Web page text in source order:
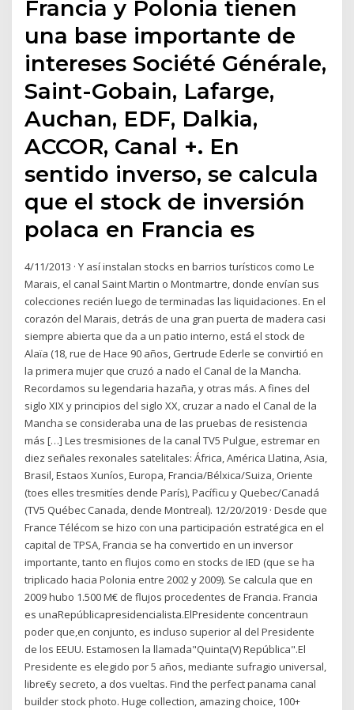
Francia y Polonia tienen
una base importante de
intereses Société Générale,
Saint-Gobain, Lafarge,
Auchan, EDF, Dalkia,
ACCOR, Canal +. En
sentido inverso, se calcula
que el stock de inversión
polaca en Francia es
4/11/2013 · Y así instalan stocks en barrios turísticos como Le
Marais, el canal Saint Martin o Montmartre, donde envían sus
colecciones recién luego de terminadas las liquidaciones. En el
corazón del Marais, detrás de una gran puerta de madera casi
siempre abierta que da a un patio interno, está el stock de
Alaïa (18, rue de Hace 90 años, Gertrude Ederle se convirtió en
la primera mujer que cruzó a nado el Canal de la Mancha.
Recordamos su legendaria hazaña, y otras más. A fines del
siglo XIX y principios del siglo XX, cruzar a nado el Canal de la
Mancha se consideraba una de las pruebas de resistencia
más […] Les tresmisiones de la canal TV5 Pulgue, estremar en
diez señales rexonales satelitales: África, América Llatina, Asia,
Brasil, Estaos Xuníos, Europa, Francia/Bélxica/Suiza, Oriente
(toes elles tresmitíes dende París), Pacíficu y Quebec/Canadá
(TV5 Québec Canada, dende Montreal). 12/20/2019 · Desde que
France Télécom se hizo con una participación estratégica en el
capital de TPSA, Francia se ha convertido en un inversor
importante, tanto en flujos como en stocks de IED (que se ha
triplicado hacia Polonia entre 2002 y 2009). Se calcula que en
2009 hubo 1.500 M€ de flujos procedentes de Francia. Francia
es unaRepúblicapresidencialista.ElPresidente concentraun
poder que,en conjunto, es incluso superior al del Presidente
de los EEUU. Estamosen la llamada"Quinta(V) República".El
Presidente es elegido por 5 años, mediante sufragio universal,
libre€y secreto, a dos vueltas. Find the perfect panama canal
builder stock photo. Huge collection, amazing choice, 100+